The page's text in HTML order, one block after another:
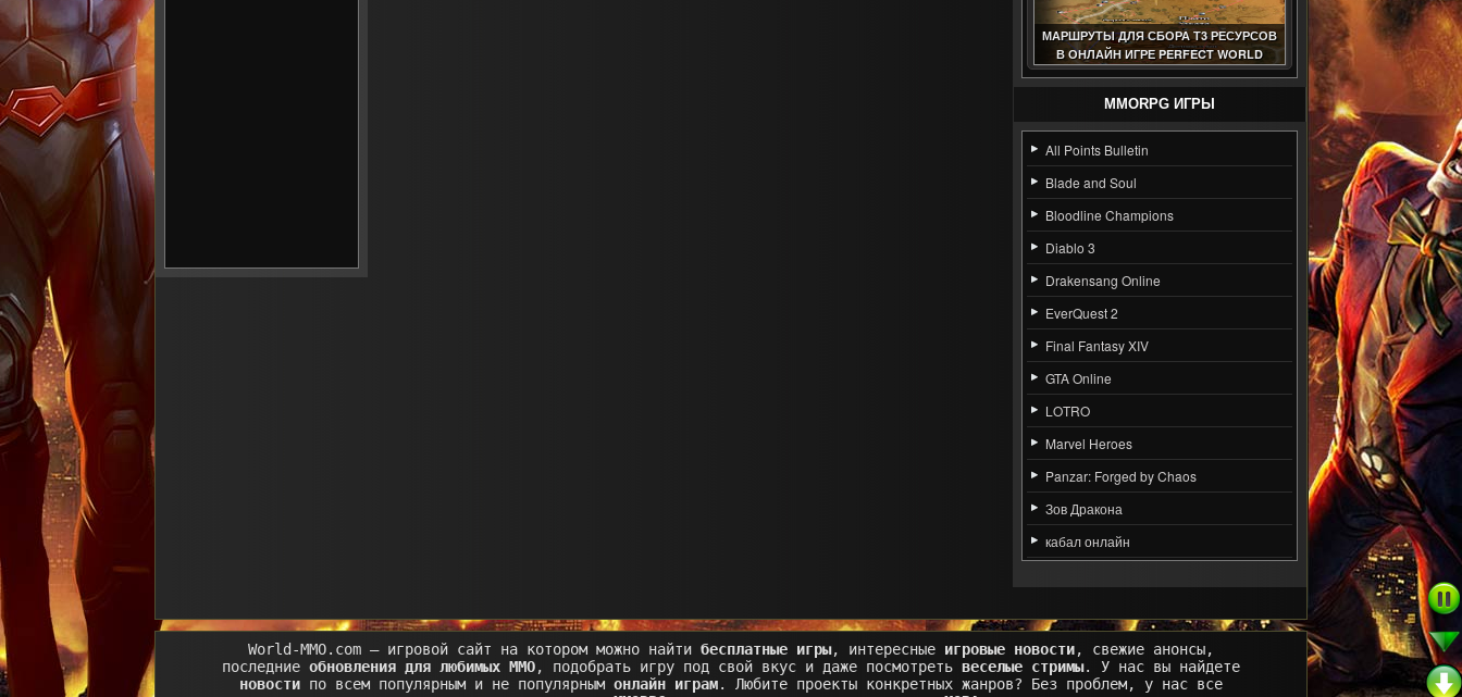
МАРШРУТЫ ДЛЯ СБОРА Т3 РЕСУРСОВ
В ОНЛАЙН ИГРЕ PERFECT WORLD
(ГАЙД)
MMORPG ИГРЫ
All Points Bulletin
Blade and Soul
Bloodline Champions
Diablo 3
Drakensang Online
EverQuest 2
Final Fantasy XIV
GTA Online
LOTRO
Marvel Heroes
Panzar: Forged by Chaos
Зов Дракона
кабал онлайн
World-MMO.com – игровой сайт на котором можно найти бесплатные игры, интересные игровые новости, свежие анонсы,
последние обновления для любимых MMO, подобрать игру под свой вкус и даже посмотреть веселые стримы. У нас вы найдете
новости по всем популярным и не популярным онлайн играм. Любите проекты конкретных жанров? Без проблем, у нас все